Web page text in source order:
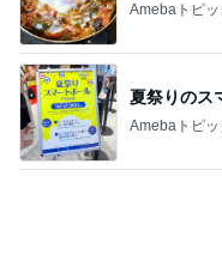
Amebaトピッ
夏祭りのス
Amebaトピッ